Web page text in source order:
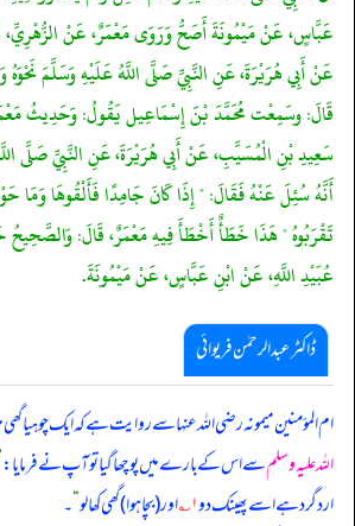
عَبَّاسٍ، عَنْ مَيْمُونَةَ أَصَحُّ وَرَوَى مَعْمَرٌ، عَنْ
عَنْ أَبِي هُرَيْرَةَ، عَنِ النَّبِيِّ صَلَّى اللَّهُ عَلَيْهِ وَسَلَّمَ
قَالَ: وسَمِعْت مُحَمَّدَ بْنَ إِسْمَاعِيل يَقُولُ: وَحَدِيثُ
سَعِيدِ بْنِ الْمُسَيَّبِ، عَنْ أَبِي هُرَيْرَةَ، عَنِ النَّبِيِّ صَلَّى
أَنَّهُ سُئِلَ عَنْهُ فَقَالَ: " إِذَا كَانَ جَامِدًا فَأَلْقُوهَا وَمَا
تَقْرَبُوهُ " هَذَا خَطَأٌ أَخْطَأَ فِيهِ مَعْمَرٌ، قَالَ:
عُبَيْدِ اللَّهِ، عَنْ ابْنِ عَبَّاسٍ، عَنْ مَيْمُونَةَ.
ڈاکٹر عبدالرحمٰن فریوائی
ام المؤمنین میمونہ رضی الله عنہا سے روایت ہے کہایک چوہیا
اللہ علیہ وسلمسے اس کے بارے میں پوچھا گیا تو آپ نے فرمایا:
اردگرد ہے اسے پھینک دو۱؎ اور (بچا ہوا) گھی کھا لو“۔